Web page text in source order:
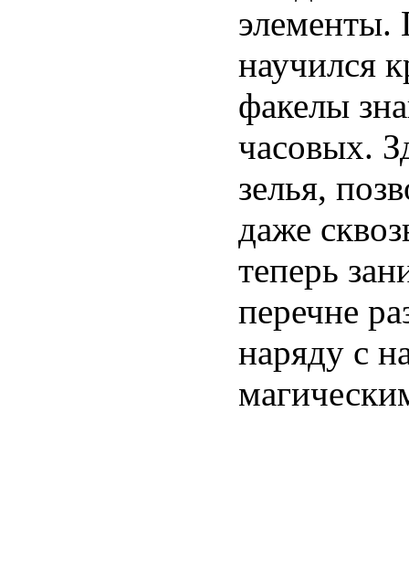
элементы.
научился
факелы
часовых.
зелья,
даже
теперь
перечне
наряду с